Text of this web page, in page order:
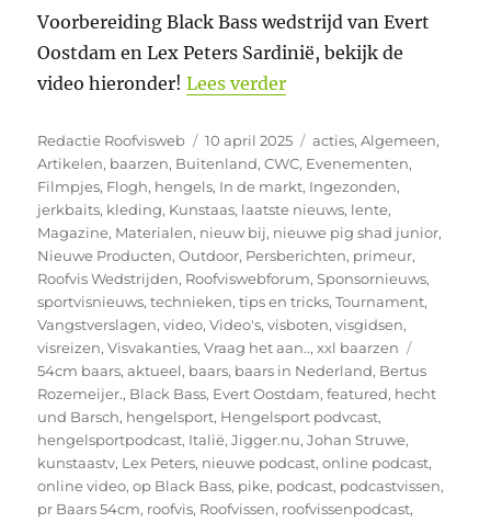
Voorbereiding Black Bass wedstrijd van Evert
Oostdam en Lex Peters Sardinië, bekijk de
video hieronder!Lees verder“Op Jacht naar Black
Auteur
Redactie Roofvisweb
Geplaatst
op
10 april 2025 Categorieën
acties,Algemeen,
Artikelen, baarzen, Buitenland,CWC, Evenementen,
Filmpjes, Flogh, hengels, In de markt, Ingezonden,
jerkbaits, kleding, Kunstaas, laatste nieuws, lente,
Magazine, Materialen, nieuw bij, nieuwe pig shad junior,
Nieuwe Producten,Outdoor, Persberichten, primeur,
Roofvis Wedstrijden, Roofviswebforum,Sponsornieuws,
sportvisnieuws,technieken,tips en tricks,Tournament,
Vangstverslagen,video,Video's,visboten,visgidsen,
visreizen,Visvakanties,Vraag het aan..,xxl baarzen
54cm baars,aktueel, baars, baars in Nederland, Bertus
Rozemeijer., Black Bass, Evert Oostdam,featured, hecht
und Barsch, hengelsport, Hengelsport podvcast,
hengelsportpodcast, Italië,Jigger.nu,Johan Struwe,
kunstaastv, Lex Peters, nieuwe podcast,online podcast,
online video,op Black Bass, pike, podcast, podcastvissen,
pr Baars 54cm, roofvis, Roofvissen, roofvissenpodcast,